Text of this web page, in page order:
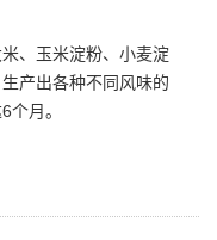
、玉米淀粉、小麦淀
产出各种不同风味的
月。